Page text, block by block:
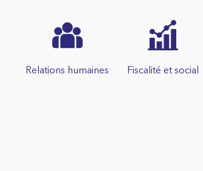
Relations humaines Fiscalité et social